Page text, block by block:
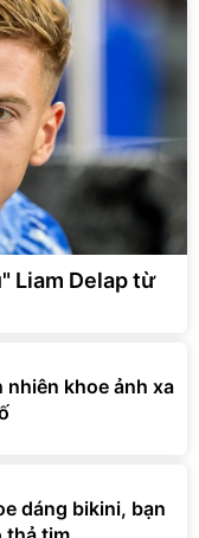
Liam Delap từ
nhiên khoe ảnh xa
dáng bikini, bạn